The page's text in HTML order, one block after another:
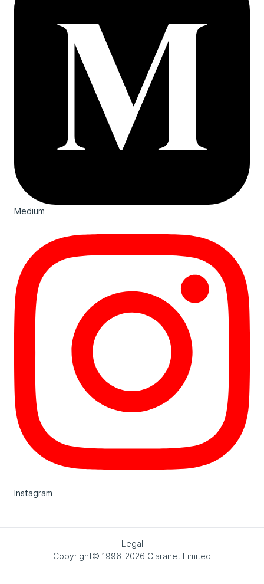
Medium
Instagram
Legal
Copyright© 1996-2026 Claranet Limited